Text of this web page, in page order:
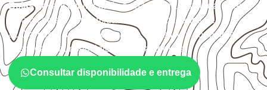
Belasdevem avaliar onde a chapa será instalada, qual
será o contato com umidade e quais cuidados de
acabamento serão necessários. Espessura, formato e
quantidade também interferem na compra.
Consultar disponibilidade e entrega